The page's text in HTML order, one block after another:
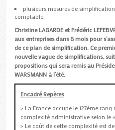
plusieurs mesures de
comptable.
Christine LAGARDE et Frédéric
aux entreprises dans 6 mois pour
de ce plan de simplification. Ce
nouvelle vague de simplifications,
propositions qui sera remis au
WARSMANN à l’été.
Encadré Repères
> La France occupe le 127ème
complexité administrative selon le
> Le coût de cette complexité est de